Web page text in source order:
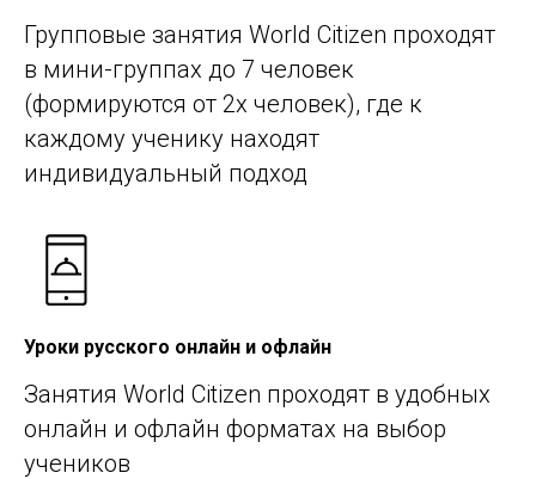
Групповые занятия World Citizen проходят
в мини-группах до 7 человек
(формируются от 2х человек), где к
каждому ученику находят
индивидуальный подход
Уроки русского онлайн и офлайн
Занятия World Citizen проходят в удобных
онлайн и офлайн форматах на выбор
учеников